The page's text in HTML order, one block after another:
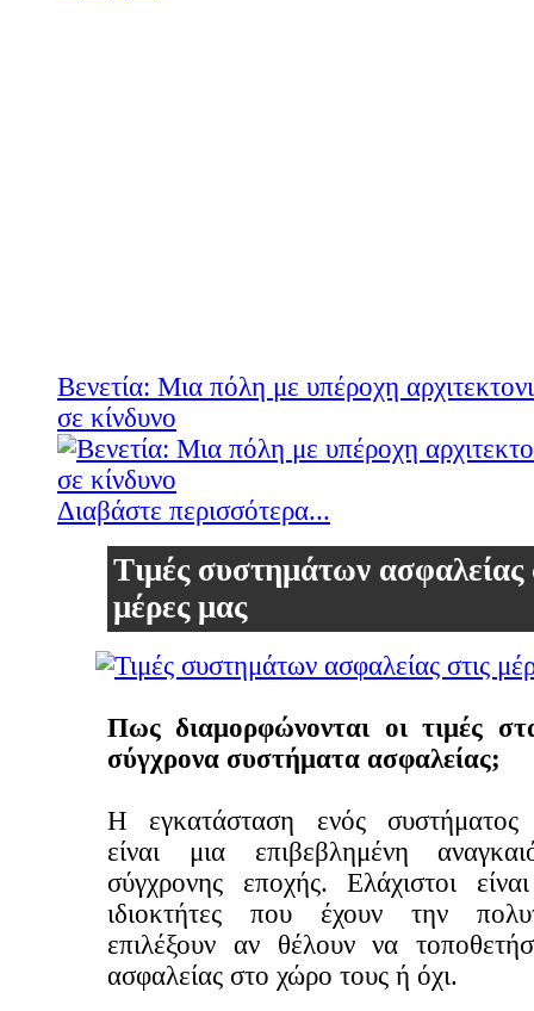
Βενετία: Μια πόλη με υπέροχη
σε κίνδυνο
Διαβάστε περισσότερα...
Τιμές συστημάτων ασφαλείας
μέρες μας
Πως διαμορφώνονται οι τιμές
σύγχρονα συστήματα ασφαλείας;
Η εγκατάσταση ενός συστήματος
είναι μια επιβεβλημένη
σύγχρονης εποχής. Ελάχιστοι
ιδιοκτήτες που έχουν την
επιλέξουν αν θέλουν να
ασφαλείας στο χώρο τους ή όχι.